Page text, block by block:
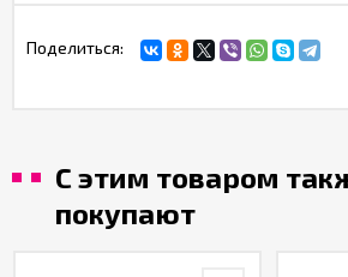
Поделиться:
С этим товаром
покупают